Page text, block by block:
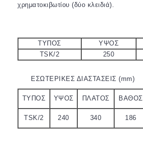
χρηματοκιβωτίου (δύο κλειδιά).
ΤΥΠΟΣ ΥΨΟΣ
TSK/2
250
ΕΣΩΤΕΡΙΚΕΣ ΔΙΑΣΤΑΣΕΙΣ (mm)
ΤΥΠΟΣ ΥΨΟΣ ΠΛΑΤΟΣ ΒΑΘΟΣ
TSK/2 240 340 186